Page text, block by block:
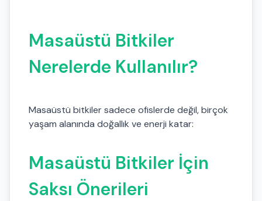
Masaüstü Bitkiler
Nerelerde Kullanılır?
Masaüstü bitkiler sadece ofislerde değil, birçok
yaşam alanında doğallık ve enerji katar:
Masaüstü Bitkiler İçin
Saksı Önerileri